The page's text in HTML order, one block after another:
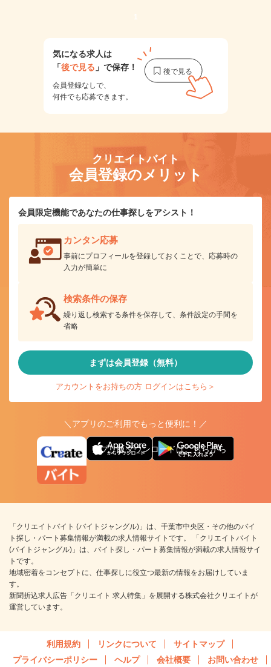
1
気になる求人は
「後で見る 」で保存！
会員登録なしで、
何件でも応募できます。
クリエイトバイト
会員登録のメリット
会員限定機能であなたの仕事探しをアシスト！
カンタン応募
事前にプロフィールを登録しておくことで、応募時の
入力が簡単に
検索条件の保存
繰り返し検索する条件を保存して、条件設定の手間を
省略
まずは会員登録（無料）
アカウントをお持ちの方 ログインはこちら＞
＼アプリのご利用でもっと便利に！／
アプリ版ダウンロードはこちらから
「クリエイトバイト (バイトジャングル)」は、千葉市中央区・その他のバイ
ト探し・パート募集情報が満載の求人情報サイトです。 「クリエイトバイト
(バイトジャングル)」は、バイト探し・パート募集情報が満載の求人情報サイ
トです。
地域密着をコンセプトに、仕事探しに役立つ最新の情報をお届けしていま
す。
新聞折込求人広告「クリエイト 求人特集」を展開する株式会社クリエイトが
運営しています。
利用規約 リンクについて
サイトマップ
プライバシーポリシー
ヘルプ 会社概要 お問い合わせ